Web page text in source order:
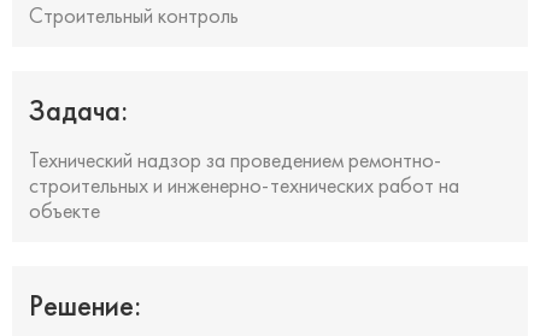
Строительный контроль
Задача:
Технический надзор за проведением ремонтно-
строительных и инженерно-технических работ на
объекте
Решение: